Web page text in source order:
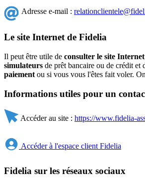
Adresse e-mail :
Le site Internet de Fidelia
Il peut être utile de consulter le site Internet
simulateurs de prêt bancaire ou de crédit
paiement ou si vous vous l'êtes fait voler.
Informations utiles pour un
Accéder au site : https://www.fidelia-
Accéder à l'espace client Fidelia
Fidelia sur les réseaux sociaux